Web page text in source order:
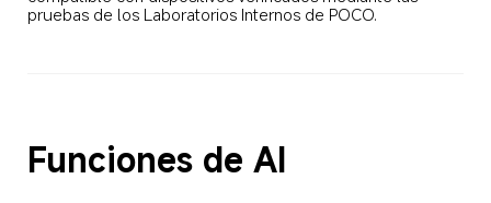
pruebas de los Laboratorios Internos de POCO.
Funciones de AI